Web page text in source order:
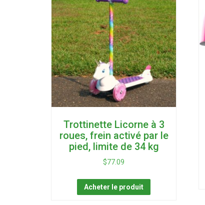
Trottinette Licorne à 3
roues, frein activé par le
pied, limite de 34 kg
$77.09
Acheter le produit